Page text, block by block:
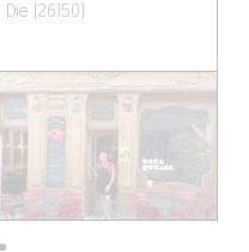
Die (26150)